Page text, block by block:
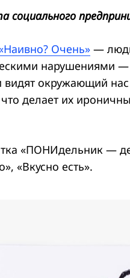
социального
Очень»—
нарушениями
видят окружающий
что делает их
«ПОНИдельник —
«Вкусно есть».